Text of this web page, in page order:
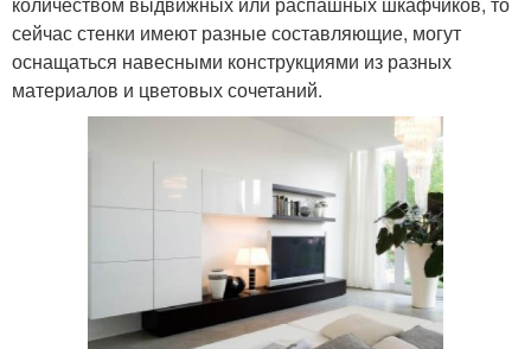
сейчас стенки имеют разные составляющие, могут
оснащаться навесными конструкциями из разных
материалов и цветовых сочетаний.